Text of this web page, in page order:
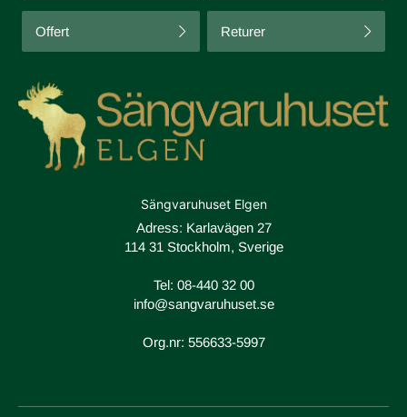
Offert Returer
Sängvaruhuset Elgen
Adress: Karlavägen 27
114 31 Stockholm, Sverige
Tel: 08-440 32 00
info@sangvaruhuset.se
Org.nr: 556633-5997